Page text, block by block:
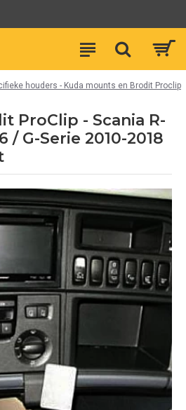
houders - Kuda mounts en Brodit Proclip
ProClip - Scania R-
/ G-Serie 2010-2018